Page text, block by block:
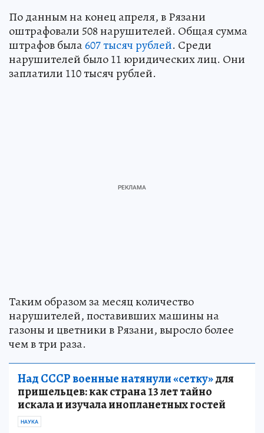
По данным на конец апреля, в Рязани
оштрафовали 508 нарушителей. Общая сумма
штрафов была607 тысяч рублей. Среди
нарушителей было 11 юридических лиц. Они
заплатили 110 тысяч рублей.
Таким образом за месяц количество
нарушителей, поставивших машины на
газоны и цветники в Рязани, выросло более
чем в три раза.
Над СССР военные натянули «сетку»для
пришельцев: как страна 13 лет тайно
искала и изучала инопланетных гостей
НАУКА